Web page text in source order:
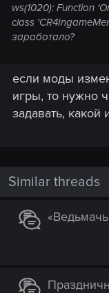
ws(1020): Function
class
заработало?
если моды
игры, то нужно
задавать, какой
Similar threads